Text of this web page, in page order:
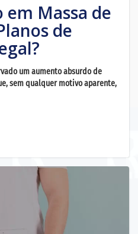
Massa de
de
um aumento absurdo de
sem qualquer motivo aparente,